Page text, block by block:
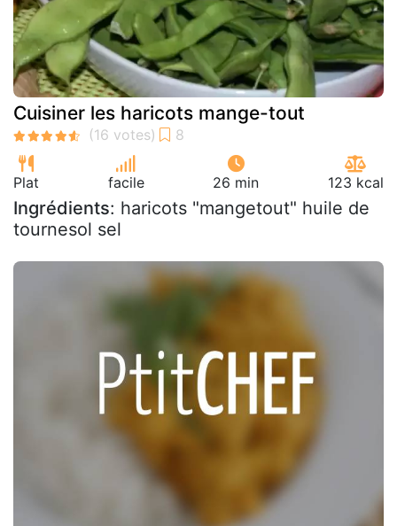
Cuisiner les haricots mange-tout
Plat facile 26 min 123 kcal
Ingrédients: haricots "mangetout" huile de
tournesol sel